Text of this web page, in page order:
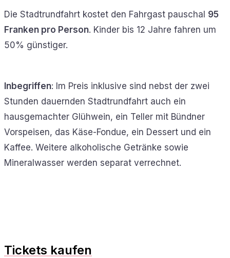
Die Stadtrundfahrt kostet den Fahrgast pauschal 95
Franken pro Person. Kinder bis 12 Jahre fahren um
50% günstiger.
Inbegriffen: Im Preis inklusive sind nebst der zwei
Stunden dauernden Stadtrundfahrt auch ein
hausgemachter Glühwein, ein Teller mit Bündner
Vorspeisen, das Käse-Fondue, ein Dessert und ein
Kaffee. Weitere alkoholische Getränke sowie
Mineralwasser werden separat verrechnet.
Tickets kaufen